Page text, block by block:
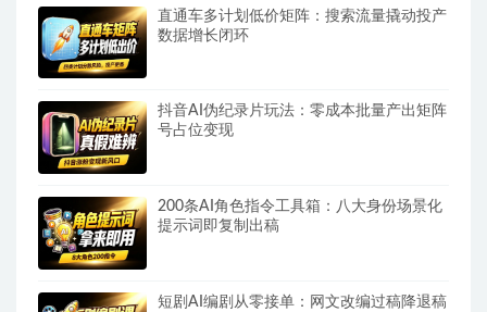
直通车多计划低价矩阵：搜索流量撬动投产
数据增长闭环
抖音AI伪纪录片玩法：零成本批量产出矩阵
号占位变现
200条AI角色指令工具箱：八大身份场景化
提示词即复制出稿
短剧AI编剧从零接单：网文改编过稿降退稿